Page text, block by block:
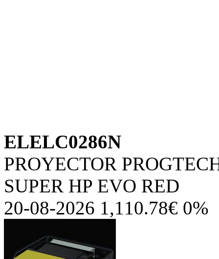
ELELC0286N
PROYECTOR
SUPER HP EVO RED
20-08-2026 1,110.78€ 0%